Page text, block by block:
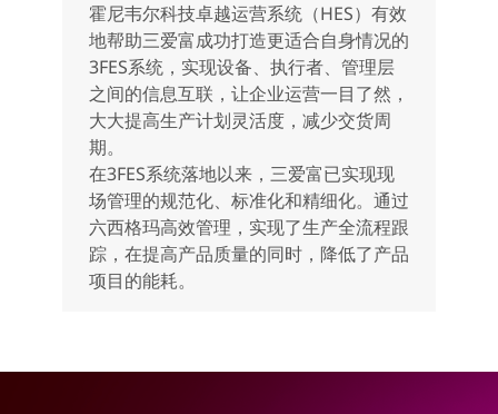
霍尼韦尔科技卓越运营系统（HES）有效
地帮助三爱富成功打造更适合自身情况的
3FES系统，实现设备、执行者、管理层
之间的信息互联，让企业运营一目了然，
大大提高生产计划灵活度，减少交货周
期。
在3FES系统落地以来，三爱富已实现现
场管理的规范化、标准化和精细化。通过
六西格玛高效管理，实现了生产全流程跟
踪，在提高产品质量的同时，降低了产品
项目的能耗。